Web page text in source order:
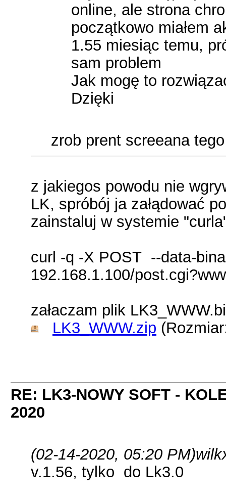
online, ale strona
początkowo miałem
1.55 miesiąc temu,
sam problem
Jak mogę to
Dzięki
zrob prent screeana
z jakiegos powodu nie
LK, spróbój ja załądować
zainstaluj w systemie
curl -q -X POST --data-
192.168.1.100/
załaczam plik
LK3_WWW.zip
RE: LK3-NOWY SOFT -
2020
(02-14-2020, 05:20 PM)
v.1.56, tylko do Lk3.0